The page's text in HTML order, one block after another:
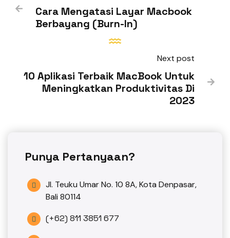

Cara Mengatasi Layar Macbook
Berbayang (Burn-In)
Next post
10 Aplikasi Terbaik MacBook Untuk
Meningkatkan Produktivitas Di
2023

Punya Pertanyaan?

Jl. Teuku Umar No. 10 8A, Kota Denpasar,
Bali 80114
 (+62) 811 3851 677